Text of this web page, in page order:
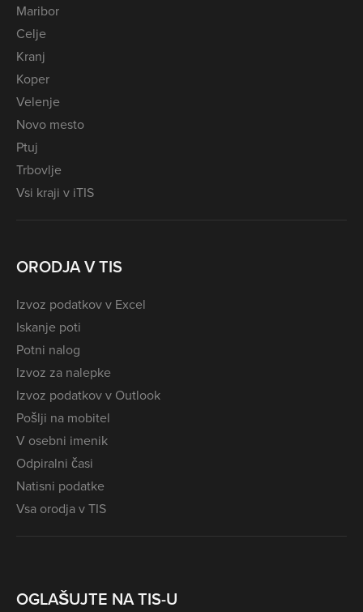
Maribor
Celje
Kranj
Koper
Velenje
Novo mesto
Ptuj
Trbovlje
Vsi kraji v iTIS
ORODJA V TIS
Izvoz podatkov v Excel
Iskanje poti
Potni nalog
Izvoz za nalepke
Izvoz podatkov v Outlook
Pošlji na mobitel
V osebni imenik
Odpiralni časi
Natisni podatke
Vsa orodja v TIS
OGLAŠUJTE NA TIS-U